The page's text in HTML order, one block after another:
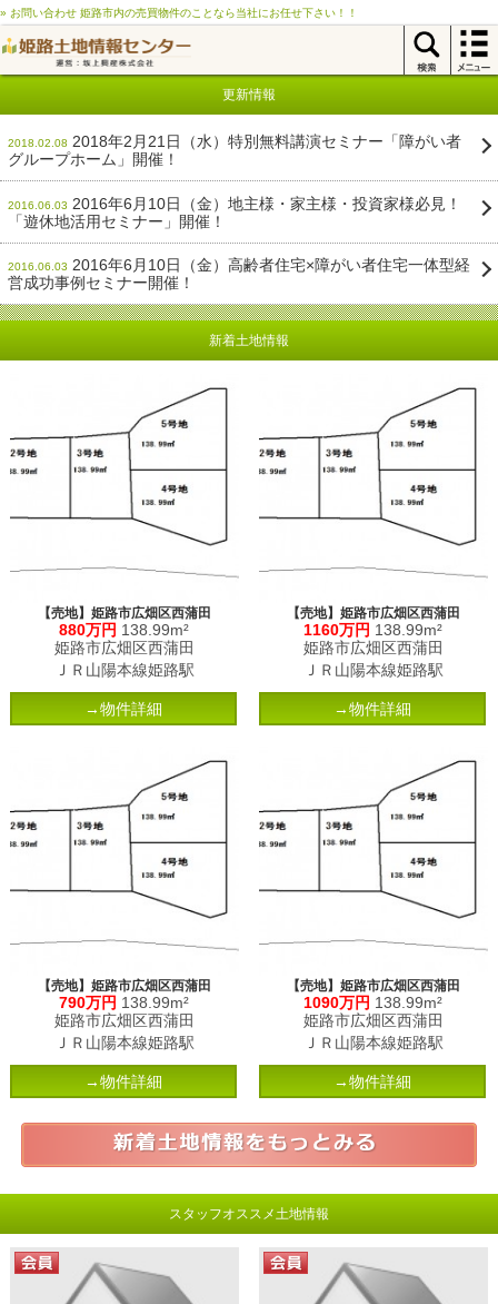
» お問い合わせ 姫路市内の売買物件のことなら当社にお任せ下さい！！
更新情報
2018.02.08 2018年2月21日（水）特別無料講演セミナー「障がい者
グループホーム」開催！
2016.06.03 2016年6月10日（金）地主様・家主様・投資家様必見！
「遊休地活用セミナー」開催！
2016.06.03 2016年6月10日（金）高齢者住宅×障がい者住宅一体型経
営成功事例セミナー開催！
新着土地情報
【売地】姫路市広畑区西蒲田
880万円 138.99m²
姫路市広畑区西蒲田
ＪＲ山陽本線姫路駅
→物件詳細
【売地】姫路市広畑区西蒲田
1160万円 138.99m²
姫路市広畑区西蒲田
ＪＲ山陽本線姫路駅
→物件詳細
【売地】姫路市広畑区西蒲田
790万円 138.99m²
姫路市広畑区西蒲田
ＪＲ山陽本線姫路駅
→物件詳細
【売地】姫路市広畑区西蒲田
1090万円 138.99m²
姫路市広畑区西蒲田
ＪＲ山陽本線姫路駅
→物件詳細
スタッフオススメ土地情報